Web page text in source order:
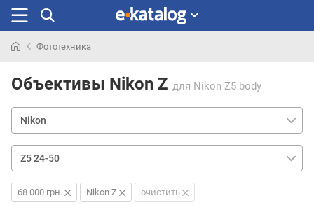
раньше
Фототехника
Объективы Nikon Z для Nikon Z5 body
68 000 грн. Nikon Z очистить